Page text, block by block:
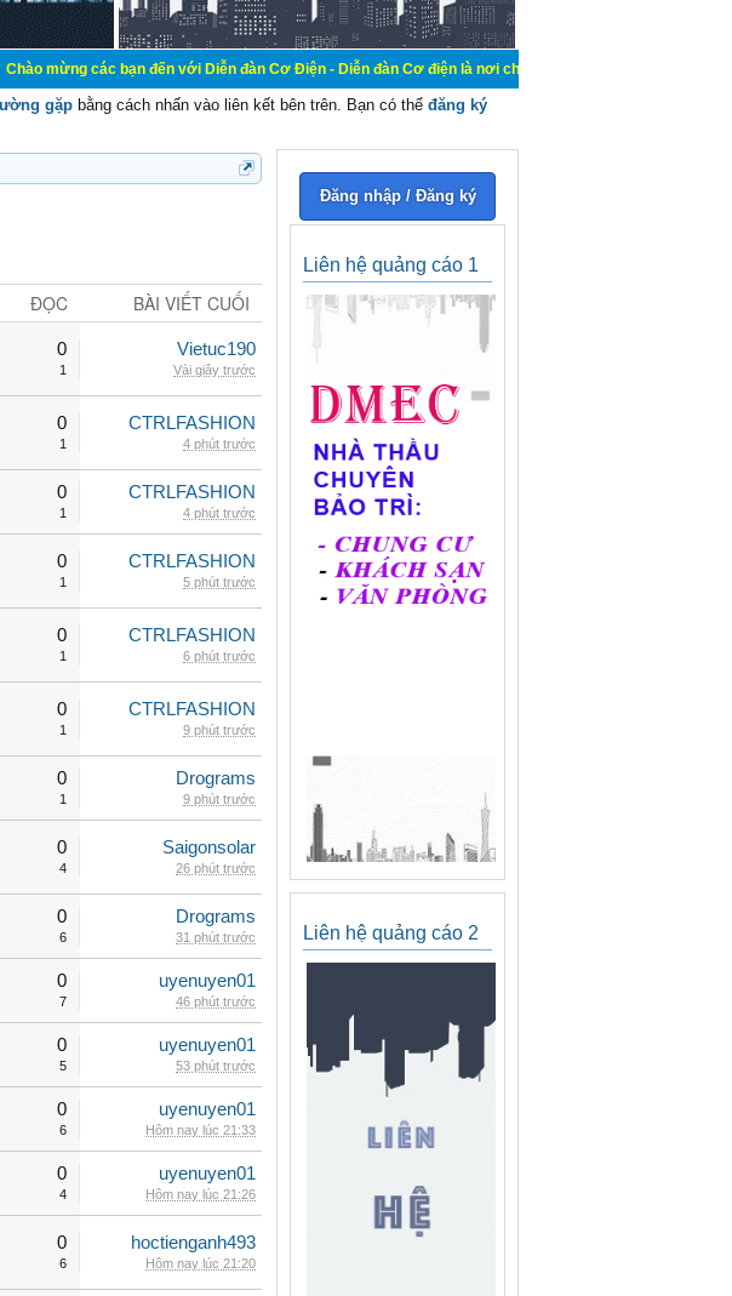
các bạn đến với Diễn đàn Cơ Điện - Diễn đàn Cơ điện là nơi chia sẽ kiến thức kinh nghiệm trong lãnh
gặp bằng cách nhấn vào liên kết bên trên. Bạn có thể đăng ký
ĐỌC BÀI VIẾT CUỐI
0
1
Vietuc190
Vài giây trước
0
1
CTRLFASHION
4 phút trước
0
1
CTRLFASHION
4 phút trước
0
1
CTRLFASHION
5 phút trước
0
1
CTRLFASHION
6 phút trước
0
1
CTRLFASHION
9 phút trước
0
1
Drograms
9 phút trước
0
4
Saigonsolar
26 phút trước
0
6
Drograms
31 phút trước
0
7
uyenuyen01
46 phút trước
0
5
uyenuyen01
53 phút trước
0
6
uyenuyen01
Hôm nay lúc 21:33
0
4
uyenuyen01
Hôm nay lúc 21:26
0
6
hoctienganh493
Hôm nay lúc 21:20
Đăng nhập / Đăng ký
Liên hệ quảng cáo 1
Liên hệ quảng cáo 2